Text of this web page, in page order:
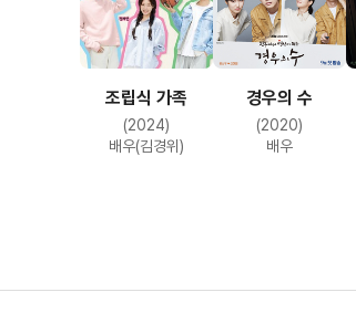
조립식 가족
(2024)
배우(김경위)
경우의 수
(2020)
배우